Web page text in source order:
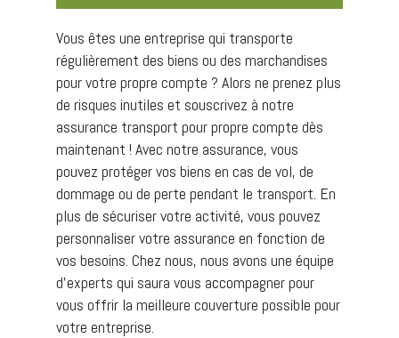
Vous êtes une entreprise qui transporte
régulièrement des biens ou des marchandises
pour votre propre compte ? Alors ne prenez plus
de risques inutiles et souscrivez à notre
assurance transport pour propre compte dès
maintenant ! Avec notre assurance, vous
pouvez protéger vos biens en cas de vol, de
dommage ou de perte pendant le transport. En
plus de sécuriser votre activité, vous pouvez
personnaliser votre assurance en fonction de
vos besoins. Chez nous, nous avons une équipe
d’experts qui saura vous accompagner pour
vous offrir la meilleure couverture possible pour
votre entreprise.